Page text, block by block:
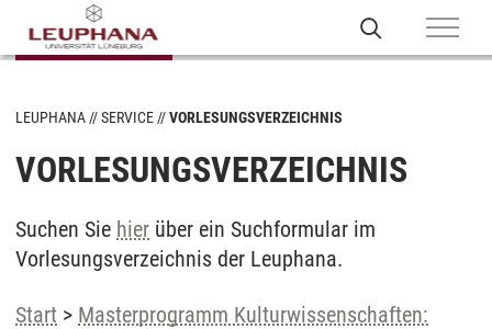
LEUPHANA SERVICE VORLESUNGSVERZEICHNIS
VORLESUNGSVERZEICHNIS
Suchen Sie hier über ein Suchformular im
Vorlesungsverzeichnis der Leuphana.
Start > Masterprogramm Kulturwissenschaften: